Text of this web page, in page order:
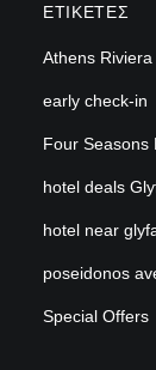
ΕΤΙΚΈΤΕΣ
Athens
early check-in
Four Seasons
hotel deals
hotel near
poseidonos
Special Offers